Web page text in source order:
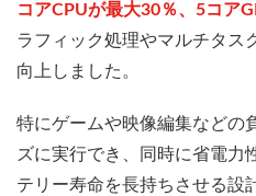
コアCPUが最大30％、5コア
ラフィック処理やマルチタス
向上しました。
特にゲームや映像編集などの
ズに実行でき、同時に省電力
テリー寿命を長持ちさせる設